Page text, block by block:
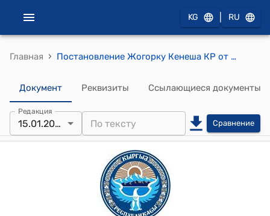
KG RU
Главная › Постановление Жогорку Кенеша КР от 15 января 2015 года № 4675-V "О принятии в первом чтении проекта Закона Кыргызской Республики «О внесении изменений в Закон Кыргызской Республики «О статусе депутата Жогорку Кенеша Кыргызской Республики»
Документ Реквизиты Ссылающиеся документы
Редакция
15.01.2015 Сравнение